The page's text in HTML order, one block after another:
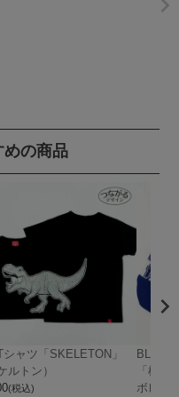
めの商品
ャツ「SKELETON」
ルトン）
(税込)
BLACK
「横浜
ボレー